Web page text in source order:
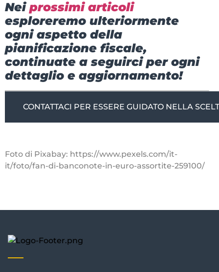
Neiprossimi articoli
esploreremo ulteriormente
ogni aspetto della
pianificazione fiscale,
continuate a seguirci per ogni
dettaglio e aggiornamento!
CONTATTACI PER ESSERE GUIDATO NELLA
Foto di Pixabay: https://www.pexels.com/it-
it/foto/fan-di-banconote-in-euro-assortite-259100/